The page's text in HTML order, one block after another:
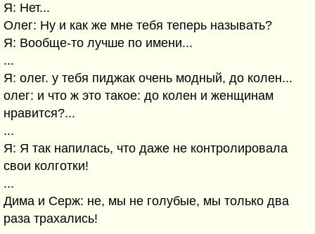
Я: Нет...
Олег: Ну и как же мне тебя теперь называть?
Я: Вообще-то лучше по имени...
...
Я: олег. у тебя пиджак очень модный, до колен...
олег: и что ж это такое: до колен и женщинам
нравится?...
...
Я: Я так напилась, что даже не контролировала
свои колготки!
...
Дима и Серж: не, мы не голубые, мы только два
раза трахались!